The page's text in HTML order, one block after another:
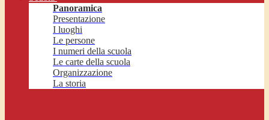
Panoramica
Presentazione
I luoghi
Le persone
I numeri della scuola
Le carte della scuola
Organizzazione
La storia